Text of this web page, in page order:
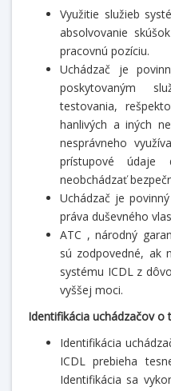
Využitie služieb
absolvovanie
pracovnú pozíciu.
Uchádzač je
poskytovaným
testovania,
hanlivých a iných
nesprávneho
prístupové údaje
neobchádzať
Uchádzač je
práva duševného
ATC , národný
sú zodpovedné, ak
systému ICDL z
vyššej moci.
Identifikácia uchádzačov o
Identifikácia
ICDL prebieha
Identifikácia sa